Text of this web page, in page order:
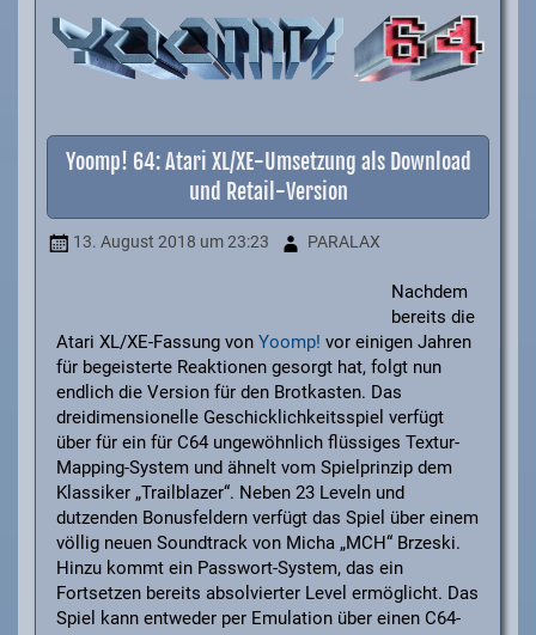
Yoomp! 64: Atari XL/XE-Umsetzung als Download
und Retail-Version
13. August 2018 um 23:23 PARALAX
Nachdem
bereits die
Atari XL/XE-Fassung von Yoomp! vor einigen Jahren
für begeisterte Reaktionen gesorgt hat, folgt nun
endlich die Version für den Brotkasten. Das
dreidimensionelle Geschicklichkeitsspiel verfügt
über für ein für C64 ungewöhnlich flüssiges Textur-
Mapping-System und ähnelt vom Spielprinzip dem
Klassiker „Trailblazer“. Neben 23 Leveln und
dutzenden Bonusfeldern verfügt das Spiel über einem
völlig neuen Soundtrack von Micha „MCH“ Brzeski.
Hinzu kommt ein Passwort-System, das ein
Fortsetzen bereits absolvierter Level ermöglicht. Das
Spiel kann entweder per Emulation über einen C64-